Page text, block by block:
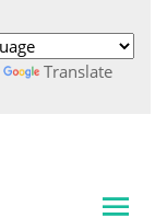
Translate